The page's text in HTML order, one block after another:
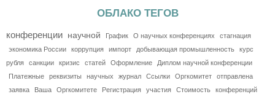
ОБЛАКО ТЕГОВ
конференции научной График О научных конференциях
стагнация
экономика России
коррупция импорт добывающая промышленность
курс
рубля
санкции кризис статей Оформление
Диплом научной конференции
Платежные
реквизиты научных журнал Ссылки Оргкомитет
отправлена
заявка
Ваша Оргкомитете Регистрация участия Стоимость
конференций